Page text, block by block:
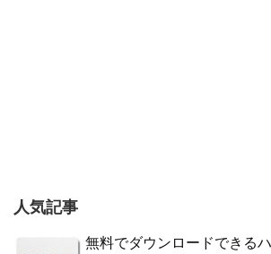
人気記事
無料でダウンロードできる